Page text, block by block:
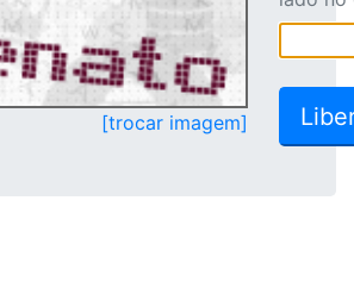
[trocar imagem]